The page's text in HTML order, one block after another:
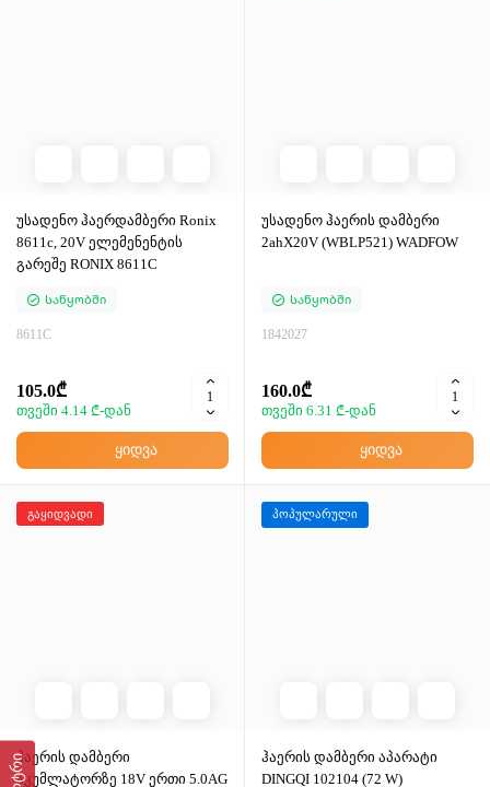
უსადენო ჰაერდამბერი Ronix
8611c, 20V ელემენენტის
გარეშე RONIX 8611C
Საწყობში
8611C
105.0₾
თვეში 4.14 ₾-დან
ყიდვა
უსადენო ჰაერის დამბერი
2ahX20V (WBLP521) WADFOW
Საწყობში
1842027
160.0₾
თვეში 6.31 ₾-დან
ყიდვა
გაყიდვადი
ჰაერის დამბერი
აკუმლატორზე 18V ერთი 5.0AG
პოპულარული
ჰაერის დამბერი აპარატი
DINGQI 102104 (72 W)